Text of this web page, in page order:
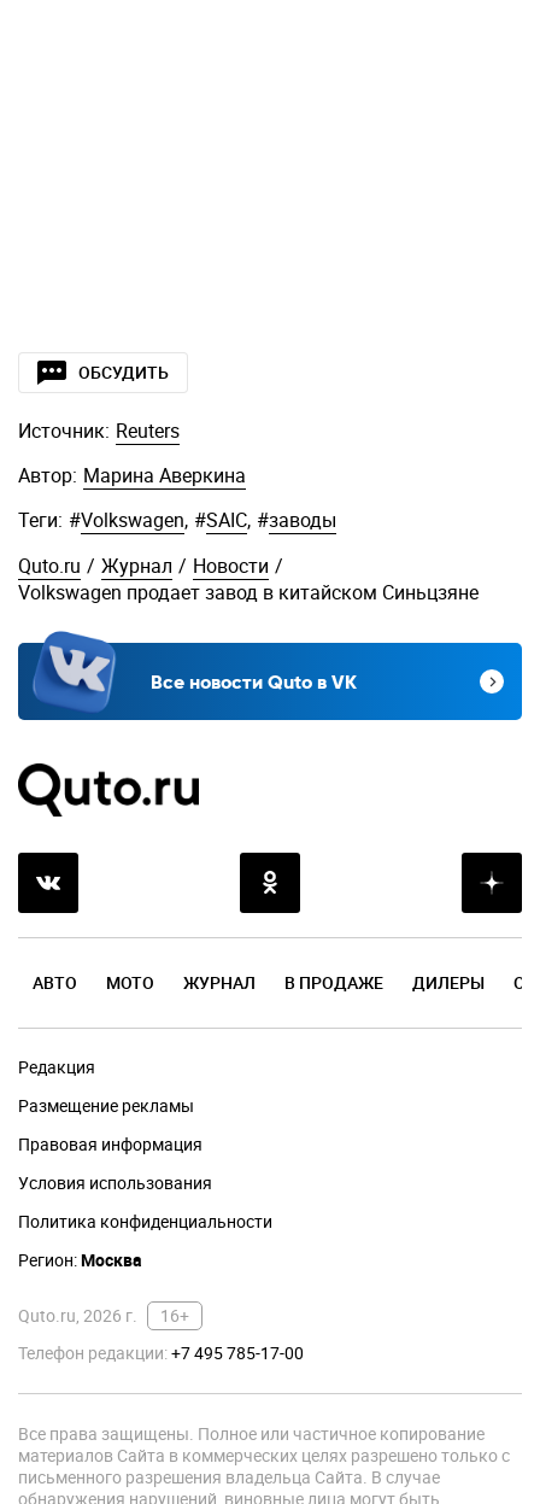
ОБСУДИТЬ
Источник: Reuters
Автор: Марина Аверкина
Теги: #Volkswagen, #SAIC, #заводы
Quto.ru / Журнал / Новости /
Volkswagen продает завод в китайском Синьцзяне
Все новости Quto в VK
АВТО МОТО ЖУРНАЛ В ПРОДАЖЕ ДИЛЕРЫ
Редакция
Размещение рекламы
Правовая информация
Условия использования
Политика конфиденциальности
Регион:Москва
Quto.ru, 2026 г.
16+
Телефон редакции:+7 495 785-17-00
Все права защищены. Полное или частичное копирование
материалов Сайта в коммерческих целях разрешено только с
письменного разрешения владельца Сайта. В случае
обнаружения нарушений, виновные лица могут быть